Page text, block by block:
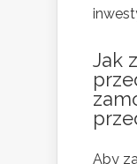
Jak
Aby